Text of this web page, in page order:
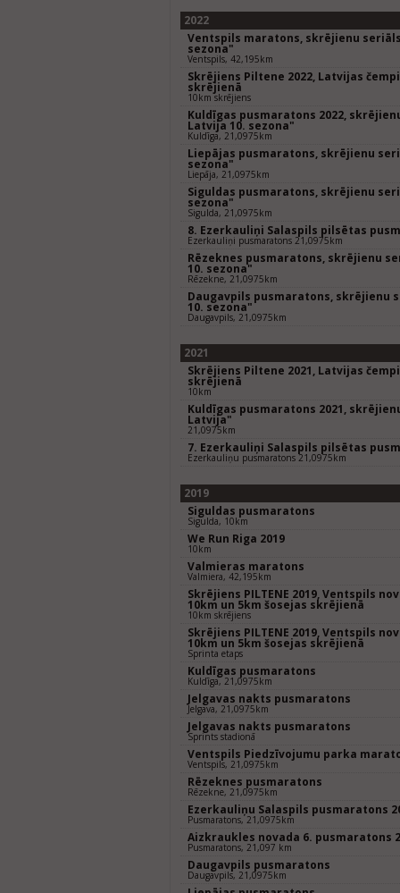
2022
Ventspils maratons, skrējienu
sezona"
Ventspils, 42,195km
Skrējiens Piltene 2022, Latvijas
skrējienā
10km skrējiens
Kuldīgas pusmaratons 2022,
Latvija 10. sezona"
Kuldīga, 21,0975km
Liepājas pusmaratons, skrējienu
sezona"
Liepāja, 21,0975km
Siguldas pusmaratons, skrējienu
sezona"
Sigulda, 21,0975km
8. Ezerkauliņi Salaspils pilsētas
Ezerkauliņi pusmaratons 21,0975km
Rēzeknes pusmaratons, skrējienu
10. sezona"
Rēzekne, 21,0975km
Daugavpils pusmaratons, skrējienu
10. sezona"
Daugavpils, 21,0975km
2021
Skrējiens Piltene 2021, Latvijas
skrējienā
10km
Kuldīgas pusmaratons 2021,
Latvija"
21,0975km
7. Ezerkauliņi Salaspils pilsētas
Ezerkauliņu pusmaratons 21,0975km
2019
Siguldas pusmaratons
Sigulda, 10km
We Run Riga 2019
10km
Valmieras maratons
Valmiera, 42,195km
Skrējiens PILTENE 2019, Ventspils
10km un 5km šosejas skrējienā
10km skrējiens
Skrējiens PILTENE 2019, Ventspils
10km un 5km šosejas skrējienā
Sprinta etaps
Kuldīgas pusmaratons
Kuldīga, 21,0975km
Jelgavas nakts pusmaratons
Jelgava, 21,0975km
Jelgavas nakts pusmaratons
Sprints stadionā
Ventspils Piedzīvojumu parka
Ventspils, 21,0975km
Rēzeknes pusmaratons
Rēzekne, 21,0975km
Ezerkauliņu Salaspils pusmaratons
Pusmaratons, 21,0975km
Aizkraukles novada 6. pusmaratons
Pusmaratons, 21,097 km
Daugavpils pusmaratons
Daugavpils, 21,0975km